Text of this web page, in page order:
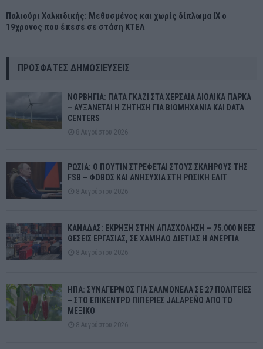
Παλιούρι Χαλκιδικής: Μεθυσμένος και χωρίς δίπλωμα ΙΧ ο
19χρονος που έπεσε σε στάση ΚΤΕΛ
ΠΡΌΣΦΑΤΕΣ ΔΗΜΟΣΙΕΎΣΕΙΣ
ΝΟΡΒΗΓΙΑ: ΠΑΤΑ ΓΚΑΖΙ ΣΤΑ ΧΕΡΣΑΙΑ ΑΙΟΛΙΚΑ ΠΑΡΚΑ
– ΑΥΞΑΝΕΤΑΙ Η ΖΗΤΗΣΗ ΓΙΑ ΒΙΟΜΗΧΑΝΙΑ ΚΑΙ DATA
CENTERS
8 Αυγούστου 2026
ΡΩΣΙΑ: Ο ΠΟΥΤΙΝ ΣΤΡΕΦΕΤΑΙ ΣΤΟΥΣ ΣΚΛΗΡΟΥΣ ΤΗΣ
FSB – ΦΟΒΟΣ ΚΑΙ ΑΝΗΣΥΧΙΑ ΣΤΗ ΡΩΣΙΚΗ ΕΛΙΤ
8 Αυγούστου 2026
ΚΑΝΑΔΑΣ: ΕΚΡΗΞΗ ΣΤΗΝ ΑΠΑΣΧΟΛΗΣΗ – 75.000 ΝΕΕΣ
ΘΕΣΕΙΣ ΕΡΓΑΣΙΑΣ, ΣΕ ΧΑΜΗΛΟ ΔΙΕΤΙΑΣ Η ΑΝΕΡΓΙΑ
8 Αυγούστου 2026
ΗΠΑ: ΣΥΝΑΓΕΡΜΟΣ ΓΙΑ ΣΑΛΜΟΝΕΛΑ ΣΕ 27 ΠΟΛΙΤΕΙΕΣ
– ΣΤΟ ΕΠΙΚΕΝΤΡΟ ΠΙΠΕΡΙΕΣ JALAPEÑO ΑΠΟ ΤΟ
ΜΕΞΙΚΟ
8 Αυγούστου 2026